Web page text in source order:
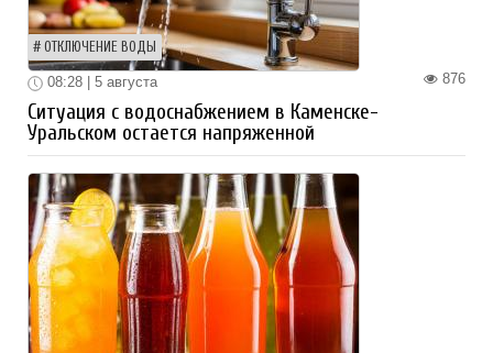
ОТКЛЮЧЕНИЕ ВОДЫ
876
08:28 | 5 августа
Ситуация с водоснабжением в Каменске-
Уральском остается напряженной